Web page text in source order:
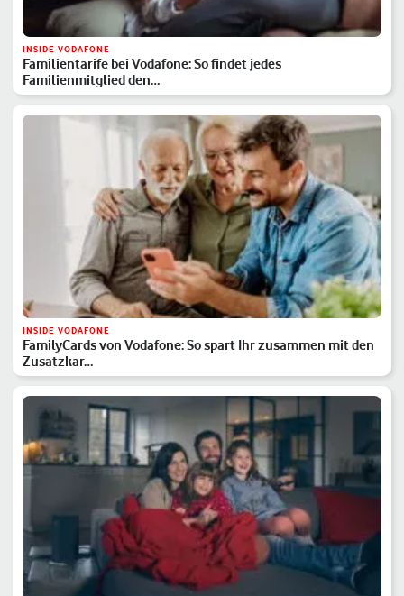
INSIDE VODAFONE
Familientarife bei Vodafone: So findet jedes
Familienmitglied den…
INSIDE VODAFONE
FamilyCards von Vodafone: So spart Ihr zusammen mit den
Zusatzkar…